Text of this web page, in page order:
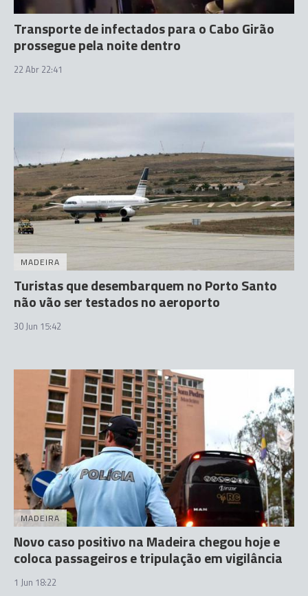
Transporte de infectados para o Cabo Girão
prossegue pela noite dentro
22 Abr 22:41
MADEIRA
Turistas que desembarquem no Porto Santo
não vão ser testados no aeroporto
30 Jun 15:42
MADEIRA
Novo caso positivo na Madeira chegou hoje e
coloca passageiros e tripulação em vigilância
1 Jun 18:22